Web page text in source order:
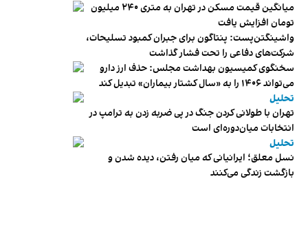
میانگین قیمت مسکن در تهران به متری ۲۴۰ میلیون
تومان افزایش یافت
واشینگتن‌پست: پنتاگون برای جبران کمبود تسلیحات،
شرکت‌های دفاعی را تحت فشار گذاشت
سخنگوی کمیسیون بهداشت مجلس: حذف ارز دارو
می‌تواند ۱۴۰۶ را به «سال کشتار بیماران» تبدیل کند
تحلیل
تهران با طولانی کردن جنگ در پی ضربه زدن به ترامپ در
انتخابات میان‌دوره‌ای است
تحلیل
نسل معلق؛ ایرانیانی که میان رفتن، دیده شدن و
بازگشت زندگی می‌کنند